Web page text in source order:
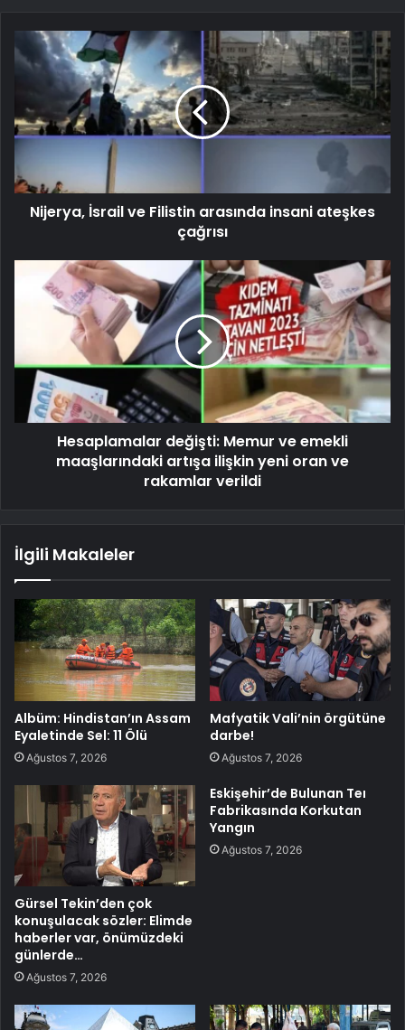
Nijerya, İsrail ve Filistin arasında insani ateşkes
çağrısı
Hesaplamalar değişti: Memur ve emekli
maaşlarındaki artışa ilişkin yeni oran ve
rakamlar verildi
İlgili Makaleler
Albüm: Hindistan’ın Assam
Eyaletinde Sel: 11 Ölü
Ağustos 7, 2026
Mafyatik Vali’nin örgütüne
darbe!
Ağustos 7, 2026
Gürsel Tekin’den çok
konuşulacak sözler: Elimde
haberler var, önümüzdeki
günlerde…
Ağustos 7, 2026
Eskişehir’de Bulunan Teı
Fabrikasında Korkutan
Yangın
Ağustos 7, 2026